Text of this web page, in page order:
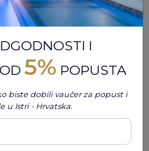
5.0
2 recenzija
I
5% POPUSTA
biste dobili vaučer za popust i
u Istri - Hrvatska.